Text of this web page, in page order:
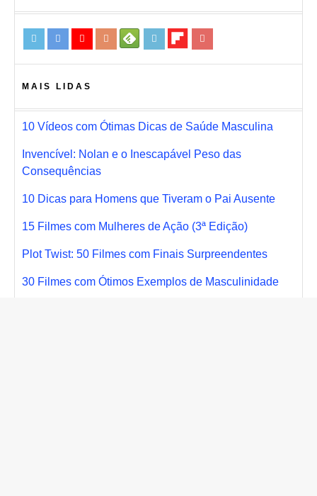
MAIS LIDAS
10 Vídeos com Ótimas Dicas de Saúde Masculina
Invencível: Nolan e o Inescapável Peso das
Consequências
10 Dicas para Homens que Tiveram o Pai Ausente
15 Filmes com Mulheres de Ação (3ª Edição)
Plot Twist: 50 Filmes com Finais Surpreendentes
30 Filmes com Ótimos Exemplos de Masculinidade